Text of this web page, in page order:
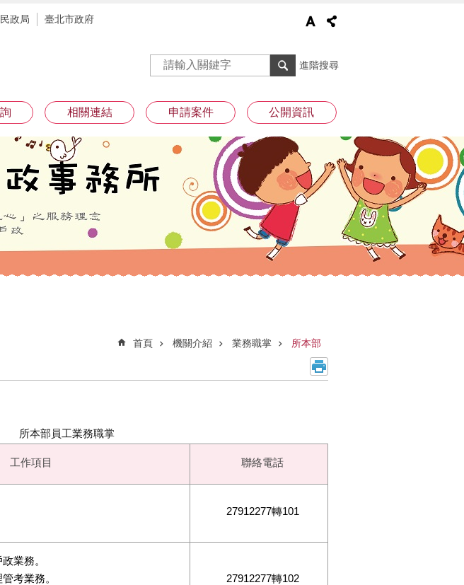
民政局 臺北市政府
進階搜尋
相關連結 申請案件 公開資訊
首頁 機關介紹 業務職掌 所本部
工作項目 聯絡電話
所本部員工業務職掌
27912277轉101
業務。
考業務。
27912277轉102